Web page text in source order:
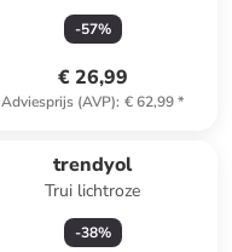
-57%
€ 26,99
Adviesprijs (AVP): € 62,99*
trendyol
Trui lichtroze
-38%